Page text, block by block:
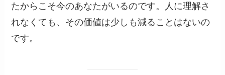
たからこそ今のあなたがいるのです。人に理解さ
れなくても、その価値は少しも減ることはないの
です。